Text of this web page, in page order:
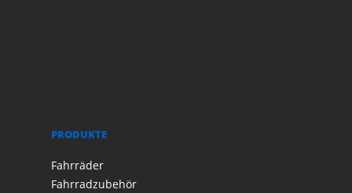
PRODUKTE
Fahrräder
Fahrradzubehör